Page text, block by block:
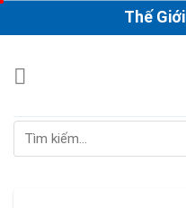
to
Thế Giới
Tìm